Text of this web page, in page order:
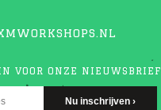
VOOR ONZE NIEUWSBRIEF